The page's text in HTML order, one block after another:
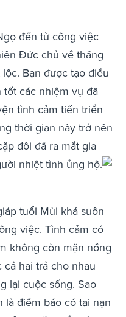
đến từ công việc
Đức chủ về thăng
Bạn được tạo điều
tốt các nhiệm vụ đã
tình cảm tiến triển
thời gian này trở nên
đôi đã ra mắt gia
nhiệt tình ủng hộ.
tuổi Mùi khá suôn
việc. Tình cảm có
không còn mặn nồng
hai trả cho nhau
lại cuộc sống. Sao
là điềm báo có tai nạn